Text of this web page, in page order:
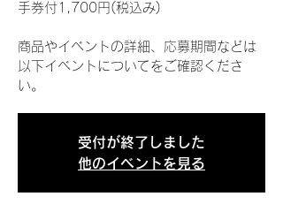
手券付1,700円(税込み)
商品やイベントの詳細、応募期間などは
以下イベントについてをご確認くださ
い。
受付が終了しました
他のイベントを見る